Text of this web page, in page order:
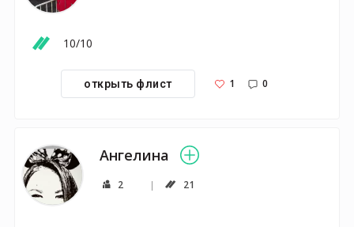
10/10
открыть флист 1 0
Ангелина
2 21